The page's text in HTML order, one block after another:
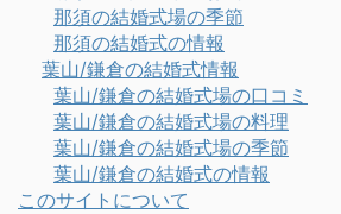
那須の結婚式場の季節
那須の結婚式の情報
葉山/鎌倉の結婚式情報
葉山/鎌倉の結婚式場の口コミ
葉山/鎌倉の結婚式場の料理
葉山/鎌倉の結婚式場の季節
葉山/鎌倉の結婚式の情報
このサイトについて